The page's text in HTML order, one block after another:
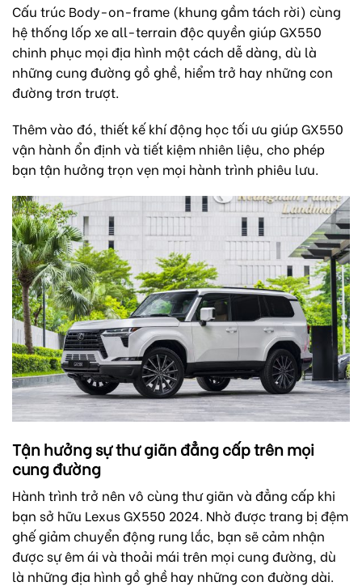
Cấu trúc Body-on-frame (khung gầm tách rời) cùng
hệ thống lốp xe all-terrain độc quyền giúp GX550
chinh phục mọi địa hình một cách dễ dàng, dù là
những cung đường gồ ghề, hiểm trở hay những con
đường trơn trượt.
Thêm vào đó, thiết kế khí động học tối ưu giúp GX550
vận hành ổn định và tiết kiệm nhiên liệu, cho phép
bạn tận hưởng trọn vẹn mọi hành trình phiêu lưu.
Tận hưởng sự thư giãn đẳng cấp trên mọi
cung đường
Hành trình trở nên vô cùng thư giãn và đẳng cấp khi
bạn sở hữu Lexus GX550 2024. Nhờ được trang bị đệm
ghế giảm chuyển động rung lắc, bạn sẽ cảm nhận
được sự êm ái và thoải mái trên mọi cung đường, dù
là những địa hình gồ ghề hay những con đường dài.